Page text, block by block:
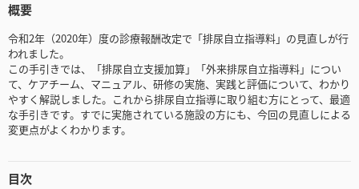
概要
令和2年（2020年）度の診療報酬改定で「排尿自立指導料」の見直しが行
われました。
この手引きでは、「排尿自立支援加算」「外来排尿自立指導料」につい
て、ケアチーム、マニュアル、研修の実施、実践と評価について、わかり
やすく解説しました。これから排尿自立指導に取り組む方にとって、最適
な手引きです。すでに実施されている施設の方にも、今回の見直しによる
変更点がよくわかります。
目次